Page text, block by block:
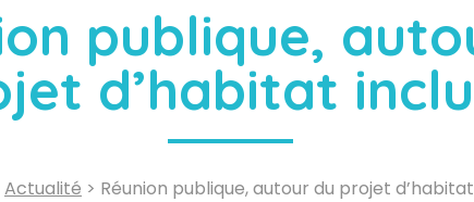
publique,
d’habitat
Actualité > Réunion publique, autour du projet